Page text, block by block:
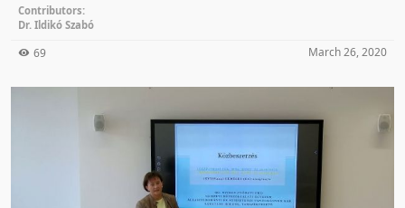
Contributors:
Dr. Ildikó Szabó
69 March 26, 2020